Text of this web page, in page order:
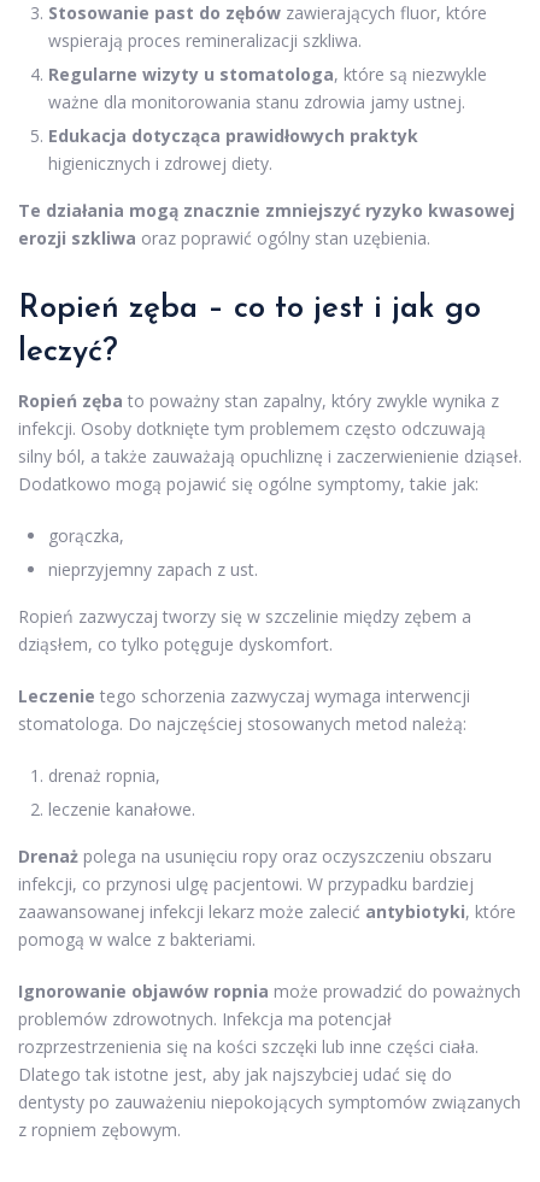
Stosowanie past do zębów zawierających fluor, które
wspierają proces remineralizacji szkliwa.
Regularne wizyty u stomatologa, które są niezwykle
ważne dla monitorowania stanu zdrowia jamy ustnej.
Edukacja dotycząca prawidłowych praktyk
higienicznych i zdrowej diety.
Te działania mogą znacznie zmniejszyć ryzyko kwasowej
erozji szkliwa oraz poprawić ogólny stan uzębienia.
Ropień zęba – co to jest i jak go
leczyć?
Ropień zęba to poważny stan zapalny, który zwykle wynika z
infekcji. Osoby dotknięte tym problemem często odczuwają
silny ból, a także zauważają opuchliznę i zaczerwienienie dziąseł.
Dodatkowo mogą pojawić się ogólne symptomy, takie jak:
gorączka,
nieprzyjemny zapach z ust.
Ropień zazwyczaj tworzy się w szczelinie między zębem a
dziąsłem, co tylko potęguje dyskomfort.
Leczenie tego schorzenia zazwyczaj wymaga interwencji
stomatologa. Do najczęściej stosowanych metod należą:
drenaż ropnia,
leczenie kanałowe.
Drenaż polega na usunięciu ropy oraz oczyszczeniu obszaru
infekcji, co przynosi ulgę pacjentowi. W przypadku bardziej
zaawansowanej infekcji lekarz może zalecić antybiotyki, które
pomogą w walce z bakteriami.
Ignorowanie objawów ropnia może prowadzić do poważnych
problemów zdrowotnych. Infekcja ma potencjał
rozprzestrzenienia się na kości szczęki lub inne części ciała.
Dlatego tak istotne jest, aby jak najszybciej udać się do
dentysty po zauważeniu niepokojących symptomów związanych
z ropniem zębowym.